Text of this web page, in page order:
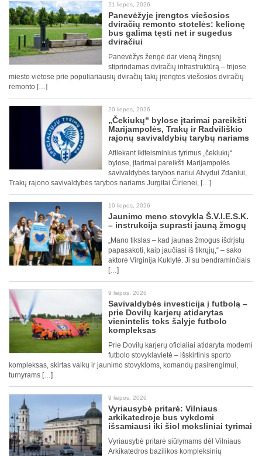
21 liepos, 2026
Panevėžyje įrengtos viešosios
dviračių remonto stotelės: kelionę
bus galima tęsti net ir sugedus
dviračiui
Panevėžys žengė dar vieną žingsnį
stiprindamas dviračių infrastruktūrą – trijose
miesto vietose prie populiariausių dviračių takų įrengtos viešosios dviračių
remonto […]
20 liepos, 2026
„Čekiukų“ bylose įtarimai pareikšti
Marijampolės, Trakų ir Radviliškio
rajonų savivaldybių tarybų nariams
Atliekant ikiteisminius tyrimus „čekiukų“
bylose, įtarimai pareikšti Marijampolės
savivaldybės tarybos nariui Alvydui Zdaniui,
Trakų rajono savivaldybės tarybos nariams Jurgitai Čirienei, […]
10 liepos, 2026
Jaunimo meno stovykla Š.V.I.E.S.K.
– instrukcija suprasti jauną žmogų
„Mano tikslas – kad jaunas žmogus išdrįstų
papasakoti, kaip jaučiasi iš tikrųjų,“ – sako
aktorė Virginija Kuklytė. Ji su bendraminčiais
[…]
9 liepos, 2026
Savivaldybės investicija į futbolą –
prie Dovilų karjerų atidarytas
vienintelis toks šalyje futbolo
kompleksas
Prie Dovilų karjerų oficialiai atidaryta moderni
futbolo stovyklavietė – išskirtinis sporto
kompleksas, skirtas vaikų ir jaunimo stovykloms, komandų pasirengimui,
turnyrams […]
9 liepos, 2026
Vyriausybė pritarė: Vilniaus
arkikatedroje bus vykdomi
išsamiausi iki šiol moksliniai tyrimai
Vyriausybė pritarė siūlymams dėl Vilniaus
Arkikatedros bazilikos kompleksinių